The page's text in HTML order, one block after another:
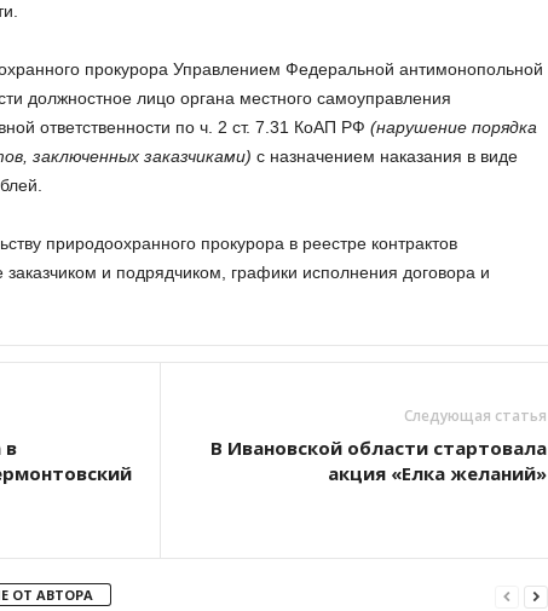
прокурора Управлением Федеральной антимонопольной
должностное лицо органа местного самоуправления
ответственности по ч. 2 ст. 7.31 КоАП РФ (нарушение порядка
заключенных заказчиками) с назначением наказания в виде
природоохранного прокурора в реестре контрактов
и подрядчиком, графики исполнения договора и
в
Следующая статья
В Ивановской области стартовала
акция «Елка желаний»
ОТ АВТОРА